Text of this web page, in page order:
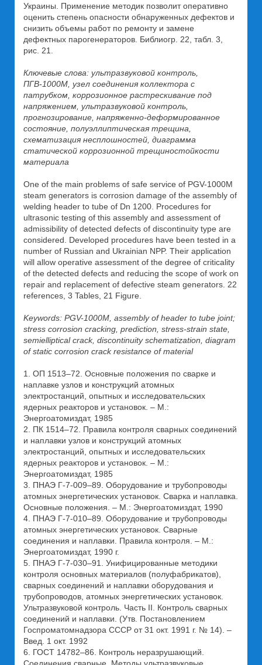
Украины. Применение методик позволит оперативно
оценить степень опасности обнаруженных дефектов и
снизить объемы работ по ремонту и замене
дефектных парогенераторов. Библиогр. 22, табл. 3,
рис. 21.
Ключевые слова: ультразвуковой контроль,
ПГВ-1000М, узел соединения коллектора с
патрубком, коррозионное растрескивание под
напряжением, ультразвуковой контроль,
прогнозирование, напряженно-деформированное
состояние, полуэллиптическая трещина,
схематизация несплошностей, диаграмма
статической коррозионной трещиностойкости
материала
One of the main problems of safe service of PGV-1000М
steam generators is corrosion damage of the assembly of
welding header to tube of Dn 1200. Procedures for
ultrasonic testing of this assembly and assessment of
admissibility of detected defects of discontinuity type are
considered. Developed procedures have been tested in a
number of Russian and Ukrainian NPP. Their application
will allow operative assessment of the degree of criticality
of the detected defects and reducing the scope of work on
repair and replacement of defective steam generators. 22
references, 3 Tables, 21 Figure.
Keywords: PGV-1000М, assembly of header to tube joint;
stress corrosion cracking, prediction, stress-strain state,
semielliptical crack, discontinuity schematization, diagram
of static corrosion crack resistance of material
1. ОП 1513–72. Основные положения по сварке и
наплавке узлов и конструкций атомных
электростанций, опытных и исследовательских
ядерных реакторов и установок. – М.:
Энергоатомиздат, 1985
2. ПК 1514–72. Правила контроля сварных соединений
и наплавки узлов и конструкций атомных
электростанций, опытных и исследовательских
ядерных реакторов и установок. – М.:
Энергоатомиздат, 1985
3. ПНАЭ Г-7-009–89. Оборудование и трубопроводы
атомных энергетических установок. Сварка и наплавка.
Основные положения. – М.: Энергоатомиздат, 1990
4. ПНАЭ Г-7-010–89. Оборудование и трубопроводы
атомных энергетических установок. Сварные
соединения и наплавки. Правила контроля. – М.:
Энергоатомиздат, 1990 г.
5. ПНАЭ Г-7-030–91. Унифицированные методики
контроля основных материалов (полуфабрикатов),
сварных соединений и наплавки оборудования и
трубопроводов, атомных энергетических установок.
Ультразвуковой контроль. Часть II. Контроль сварных
соединений и наплавки. (Утв. Постановлением
Госпроматомнадзора СССР от 31 окт. 1991 г. № 14). –
Введ. 1 окт. 1992
6. ГОСТ 14782–86. Контроль неразрушающий.